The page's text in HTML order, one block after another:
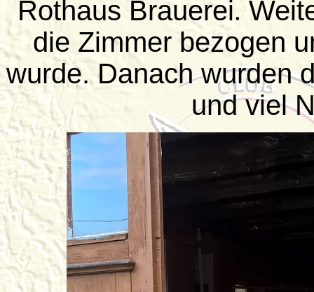
Rothaus Brauerei.
die Zimmer bezogen
wurde. Danach wurden
und viel